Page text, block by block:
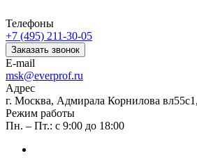
Телефоны
+7 (495) 211-30-05
Заказать звонок
E-mail
msk@everprof.ru
Адрес
г. Москва, Адмирала Корнилова
Режим работы
Пн. – Пт.: с 9:00 до 18:00